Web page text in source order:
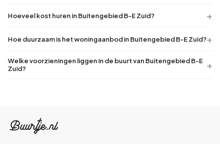
Hoeveel kost huren in Buitengebied B-E Zuid?
Hoe duurzaam is het woningaanbod in Buitengebied B-E Zuid?
Welke voorzieningen liggen in de buurt van Buitengebied B-E
Zuid?